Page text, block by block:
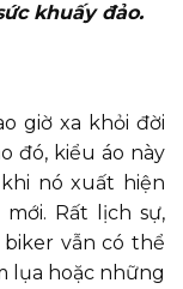
khuấy đảo.
giờ xa khỏi đời
đó, kiểu áo này
nó xuất hiện
Rất lịch sự,
vẫn có thể
lụa hoặc những